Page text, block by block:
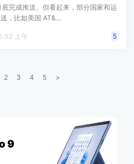
完成推送。但看起来，部分国家和运
，比如美国 AT&…
年 10 月 10 日, 5:52 上午 5
2 3 4 5 >